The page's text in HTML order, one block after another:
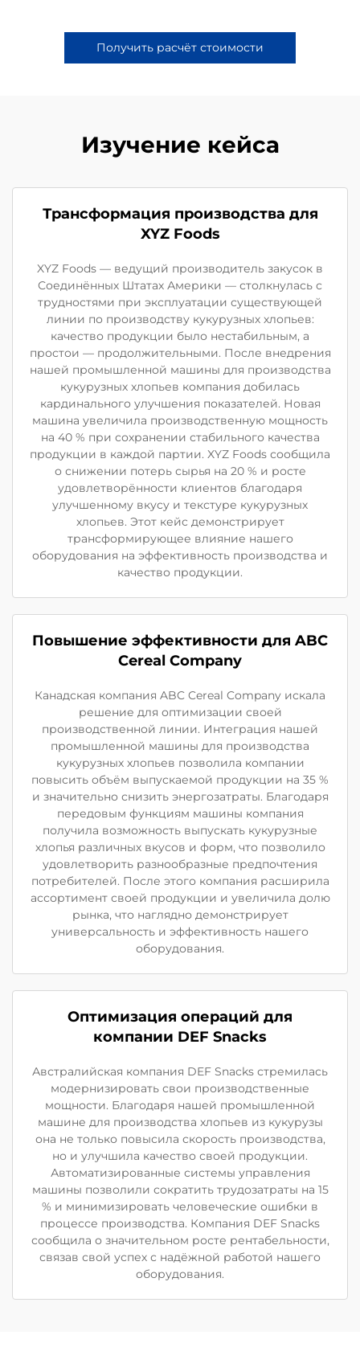
Получить расчёт стоимости
Изучение кейса
Трансформация производства для
XYZ Foods
XYZ Foods — ведущий производитель закусок в
Соединённых Штатах Америки — столкнулась с
трудностями при эксплуатации существующей
линии по производству кукурузных хлопьев:
качество продукции было нестабильным, а
простои — продолжительными. После внедрения
нашей промышленной машины для производства
кукурузных хлопьев компания добилась
кардинального улучшения показателей. Новая
машина увеличила производственную мощность
на 40 % при сохранении стабильного качества
продукции в каждой партии. XYZ Foods сообщила
о снижении потерь сырья на 20 % и росте
удовлетворённости клиентов благодаря
улучшенному вкусу и текстуре кукурузных
хлопьев. Этот кейс демонстрирует
трансформирующее влияние нашего
оборудования на эффективность производства и
качество продукции.
Повышение эффективности для ABC
Cereal Company
Канадская компания ABC Cereal Company искала
решение для оптимизации своей
производственной линии. Интеграция нашей
промышленной машины для производства
кукурузных хлопьев позволила компании
повысить объём выпускаемой продукции на 35 %
и значительно снизить энергозатраты. Благодаря
передовым функциям машины компания
получила возможность выпускать кукурузные
хлопья различных вкусов и форм, что позволило
удовлетворить разнообразные предпочтения
потребителей. После этого компания расширила
ассортимент своей продукции и увеличила долю
рынка, что наглядно демонстрирует
универсальность и эффективность нашего
оборудования.
Оптимизация операций для
компании DEF Snacks
Австралийская компания DEF Snacks стремилась
модернизировать свои производственные
мощности. Благодаря нашей промышленной
машине для производства хлопьев из кукурузы
она не только повысила скорость производства,
но и улучшила качество своей продукции.
Автоматизированные системы управления
машины позволили сократить трудозатраты на 15
% и минимизировать человеческие ошибки в
процессе производства. Компания DEF Snacks
сообщила о значительном росте рентабельности,
связав свой успех с надёжной работой нашего
оборудования.